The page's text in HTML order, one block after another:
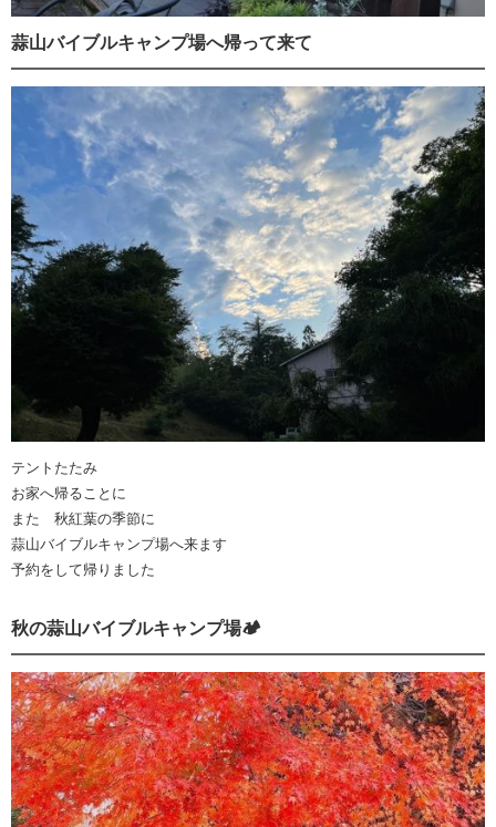
蒜山バイブルキャンプ場へ帰って来て
テントたたみ
お家へ帰ることに
また 秋紅葉の季節に
蒜山バイブルキャンプ場へ来ます
予約をして帰りました
秋の蒜山バイブルキャンプ場🏕